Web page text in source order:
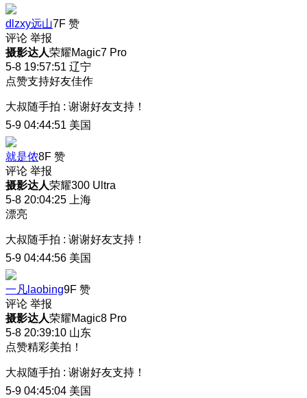
dlzxy远山7F 赞
评论 举报
摄影达人荣耀Magic7 Pro
5-8 19:57:51 辽宁
点赞支持好友佳作
大叔随手拍 : 谢谢好友支持！
5-9 04:44:51 美国
就是侬8F 赞
评论 举报
摄影达人荣耀300 Ultra
5-8 20:04:25
上海
漂亮
大叔随手拍 : 谢谢好友支持！
5-9 04:44:56 美国
一凡laobing9F 赞
评论 举报
摄影达人荣耀Magic8 Pro
5-8 20:39:10 山东
点赞精彩美拍！
大叔随手拍 : 谢谢好友支持！
5-9 04:45:04 美国